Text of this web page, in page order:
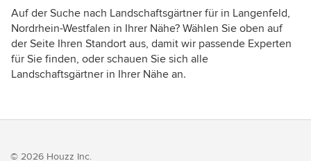
Auf der Suche nach Landschaftsgärtner für in Langenfeld,
Nordrhein-Westfalen in Ihrer Nähe? Wählen Sie oben auf
der Seite Ihren Standort aus, damit wir passende Experten
für Sie finden, oder schauen Sie sich alle
Landschaftsgärtner in Ihrer Nähe an.
© 2026 Houzz Inc.